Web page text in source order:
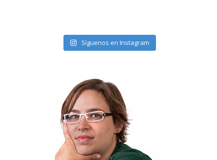
Síguenos en Instagram